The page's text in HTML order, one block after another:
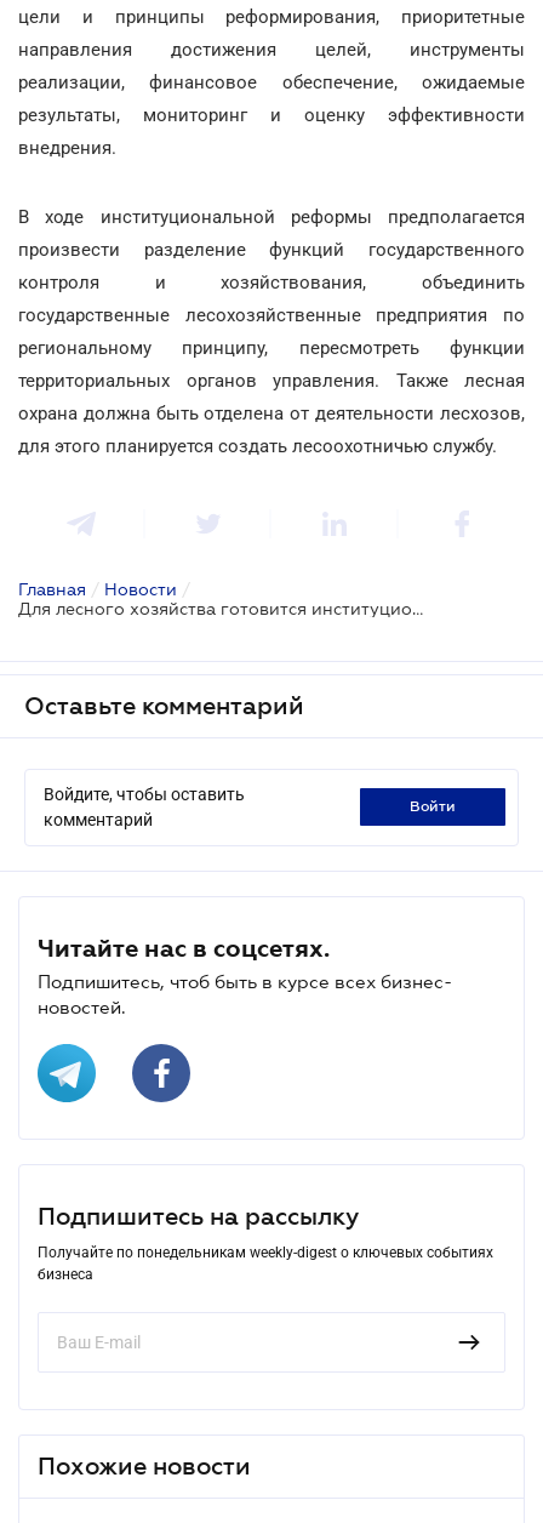
цели и принципы реформирования, приоритетные
направления достижения целей, инструменты
реализации, финансовое обеспечение, ожидаемые
результаты, мониторинг и оценку эффективности
внедрения.
В ходе институциональной реформы предполагается
произвести разделение функций государственного
контроля и хозяйствования, объединить
государственные лесохозяйственные предприятия по
региональному принципу, пересмотреть функции
территориальных органов управления. Также лесная
охрана должна быть отделена от деятельности лесхозов,
для этого планируется создать лесоохотничью службу.
Главная / Новости /
Для лесного хозяйства готовится институциональная реформа
Оставьте комментарий
Войдите, чтобы оставить
комментарий
войти
Читайте нас в соцсетях.
Подпишитесь, чтоб быть в курсе всех бизнес-
новостей.
Подпишитесь на рассылку
Получайте по понедельникам weekly-digest о ключевых событиях
бизнеса
Похожие новости